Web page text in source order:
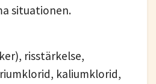
situationen.
risstärkelse,
kaliumklorid,